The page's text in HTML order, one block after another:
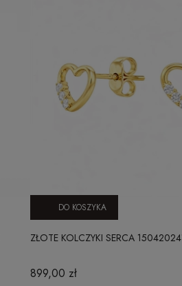
ZŁOTE KOLCZYKI SERCA
899,00 zł
DO KOSZYKA